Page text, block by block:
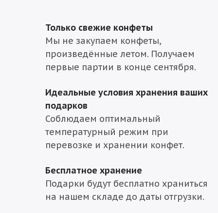
Только свежие конфеты
Мы не закупаем конфеты,
произведённые летом. Получаем
первые партии в конце сентября.
Идеальные условия хранения ваших
подарков
Соблюдаем оптимальный
температурный режим при
перевозке и хранении конфет.
Бесплатное хранение
Подарки будут бесплатно храниться
на нашем складе до даты отгрузки.